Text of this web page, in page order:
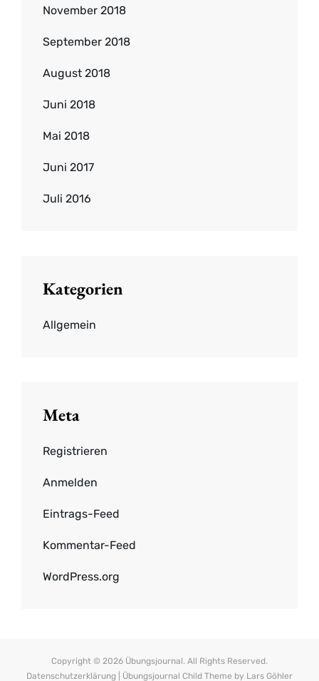
November 2018
September 2018
August 2018
Juni 2018
Mai 2018
Juni 2017
Juli 2016
Kategorien
Allgemein
Meta
Registrieren
Anmelden
Eintrags-Feed
Kommentar-Feed
WordPress.org
Copyright © 2026 Übungsjournal. All Rights Reserved.
Datenschutzerklärung | Übungsjournal Child Theme by Lars Göhler